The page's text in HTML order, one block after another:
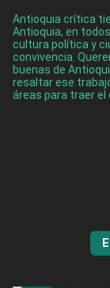
Antioquia crítica
Antioquia, en
cultura política y
convivencia.
buenas de
resaltar ese
áreas para traer el